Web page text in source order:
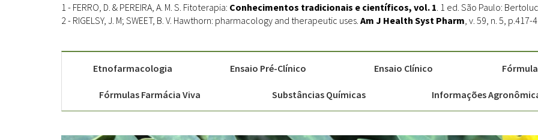
1 - FERRO, D. & PEREIRA, A. M. S. Fitoterapia: Conhecimentos tradicionais e científicos, vol. 1 . 1 ed. São Paulo:
2 - RIGELSY, J. M; SWEET, B. V. Hawthorn: pharmacology and therapeutic uses. Am J Health Syst Pharm , v. 59, n. 5,
Etnofarmacologia Ensaio Pré-Clínico Ensaio Clínico
Fórmulas Farmácia Viva Substâncias Químicas Informações